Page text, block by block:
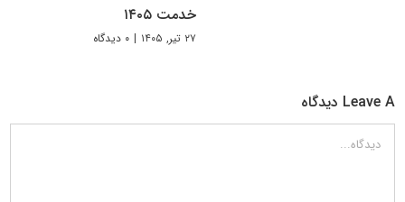
خدمت ۱۴۰۵
۲۷ تیر, ۱۴۰۵ | ۰ دیدگاه
Leave A دیدگاه
دیدگاه